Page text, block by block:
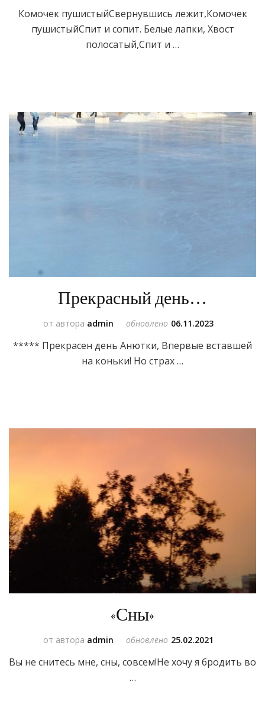
Комочек пушистыйСвернувшись лежит,Комочек
пушистыйСпит и сопит. Белые лапки, Хвост
полосатый,Спит и …
Прекрасный день…
от автора admin обновлено 06.11.2023
***** Прекрасен день Анютки, Впервые вставшей
на коньки! Но страх …
«Сны»
от автора admin обновлено 25.02.2021
Вы не снитесь мне, сны, совсем!Не хочу я бродить во
…